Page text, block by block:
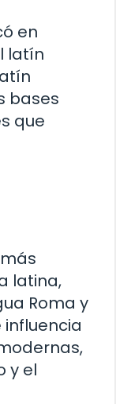
en
latín
bases
que
latina,
Roma y
y el